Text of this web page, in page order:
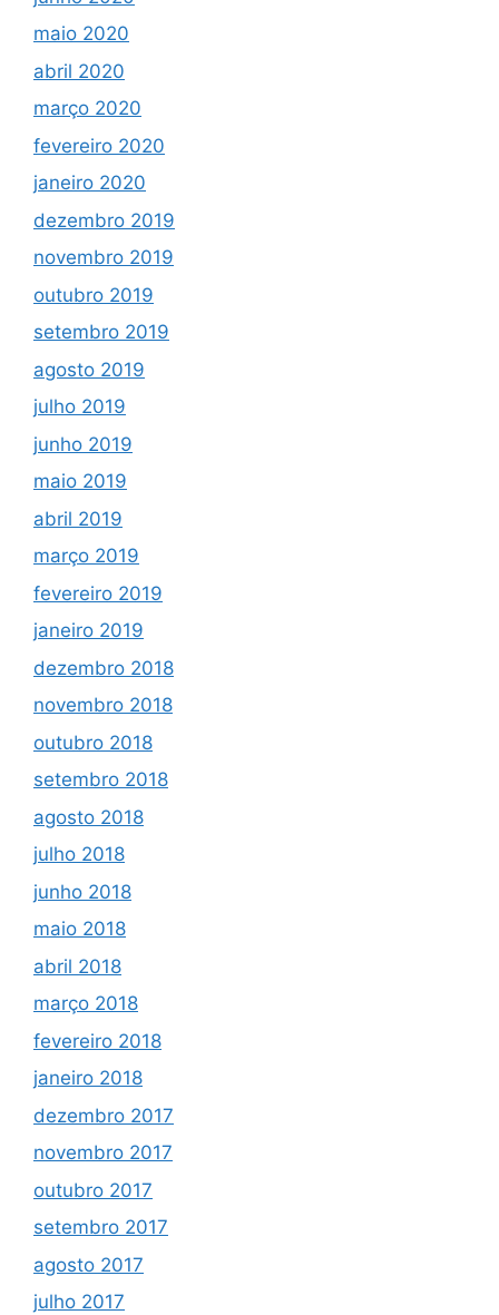
maio 2020
abril 2020
março 2020
fevereiro 2020
janeiro 2020
dezembro 2019
novembro 2019
outubro 2019
setembro 2019
agosto 2019
julho 2019
junho 2019
maio 2019
abril 2019
março 2019
fevereiro 2019
janeiro 2019
dezembro 2018
novembro 2018
outubro 2018
setembro 2018
agosto 2018
julho 2018
junho 2018
maio 2018
abril 2018
março 2018
fevereiro 2018
janeiro 2018
dezembro 2017
novembro 2017
outubro 2017
setembro 2017
agosto 2017
julho 2017